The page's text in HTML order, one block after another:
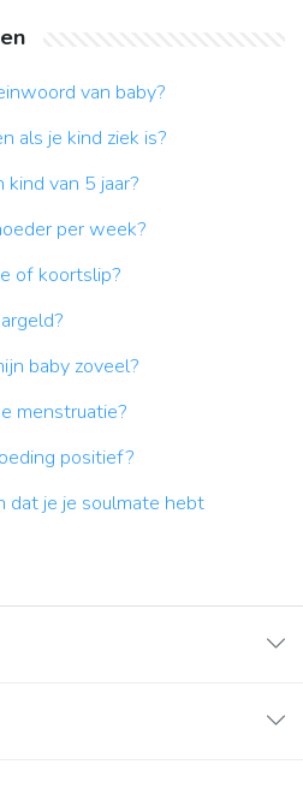
van baby?
als je kind ziek is?
van 5 jaar?
per week?
of koortslip?
baby zoveel?
menstruatie?
positief?
dat je je soulmate hebt